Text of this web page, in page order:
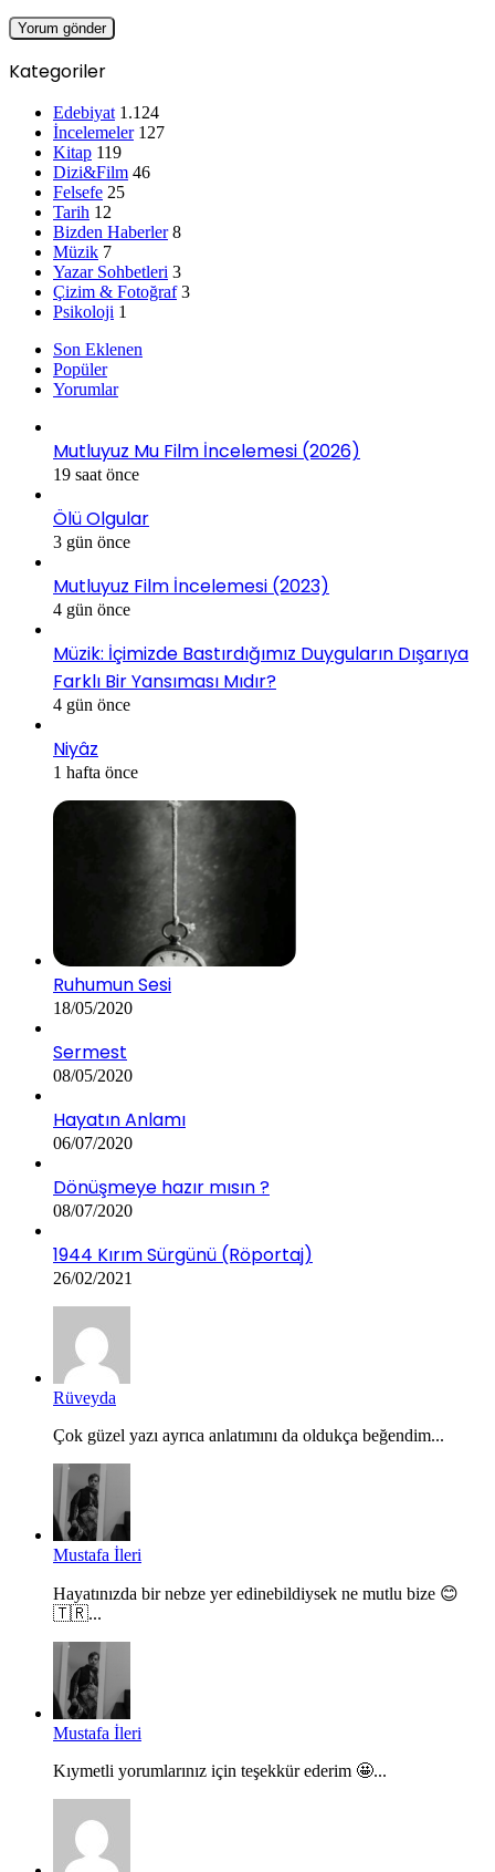
Kategoriler
Edebiyat 1.124
İncelemeler 127
Kitap 119
Dizi&Film 46
Felsefe 25
Tarih 12
Bizden Haberler 8
Müzik 7
Yazar Sohbetleri 3
Çizim & Fotoğraf 3
Psikoloji 1
Son Eklenen
Popüler
Yorumlar
Mutluyuz Mu Film İncelemesi (2026)
19 saat önce
Ölü Olgular
3 gün önce
Mutluyuz Film İncelemesi (2023)
4 gün önce
Müzik: İçimizde Bastırdığımız Duyguların Dışarıya
Farklı Bir Yansıması Mıdır?
4 gün önce
Niyâz
1 hafta önce
Ruhumun Sesi
18/05/2020
Sermest
08/05/2020
Hayatın Anlamı
06/07/2020
Dönüşmeye hazır mısın ?
08/07/2020
1944 Kırım Sürgünü (Röportaj)
26/02/2021
Rüveyda
Çok güzel yazı ayrıca anlatımını da oldukça beğendim...
Mustafa İleri
Hayatınızda bir nebze yer edinebildiysek ne mutlu bize 😊
🇹🇷...
Mustafa İleri
Kıymetli yorumlarınız için teşekkür ederim 🤩...